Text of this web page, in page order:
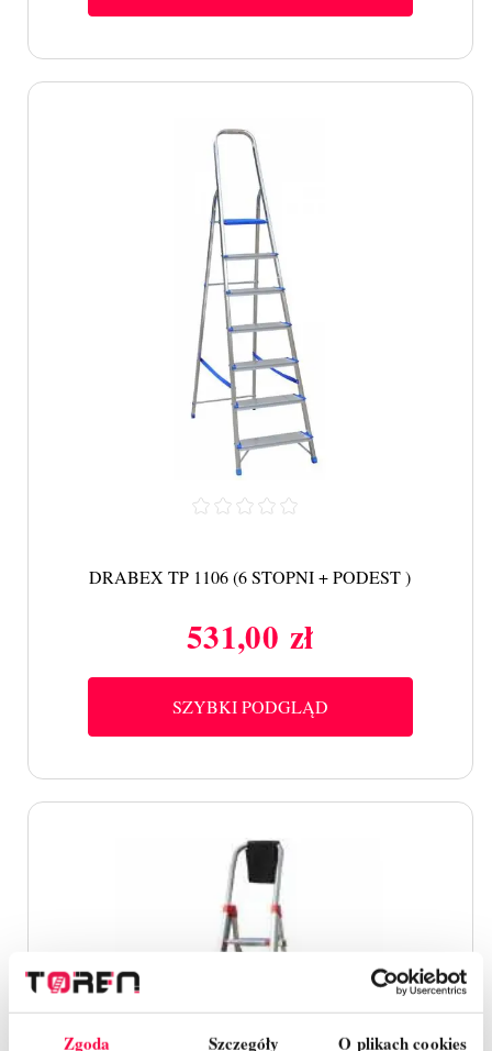
Zgoda Szczegóły O plikach cookies
DRABEX TP 1106 (6 STOPNI + PODEST )
Cena
531,00 zł
SZYBKI PODGLĄD